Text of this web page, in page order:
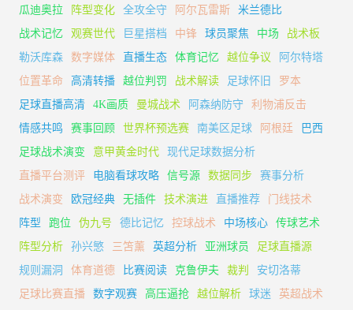
瓜迪奥拉
阵型变化 全攻全守 阿尔瓦雷斯
米兰德比
战术记忆
观赛世代 巨星搭档 中锋 球员聚焦 中场
战术板
勒沃库森
数字媒体 直播生态 体育记忆 越位争议
阿尔特塔
位置革命
高清转播 越位判罚 战术解读 足球怀旧
罗本
足球直播高清
4K画质 曼城战术 阿森纳防守
利物浦反击
情感共鸣
赛事回顾 世界杯预选赛 南美区足球 阿根廷
巴西
足球战术演变
意甲黄金时代
现代足球数据分析
直播平台测评
电脑看球攻略 信号源 数据同步
赛事分析
战术演变
欧冠经典 无插件 技术演进 直播推荐
门线技术
阵型
跑位 伪九号 德比记忆 控球战术 中场核心
传球艺术
阵型分析
孙兴慜 三笘薰 英超分析 亚洲球员
足球直播源
规则漏洞
体育道德 比赛阅读 克鲁伊夫 裁判
安切洛蒂
足球比赛直播
数字观赛 高压逼抢 越位解析 球迷
英超战术